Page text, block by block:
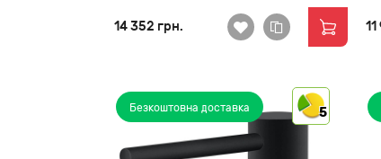
14 352 грн.
5
Безкоштовна доставка